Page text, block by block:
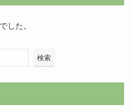
した。
検索